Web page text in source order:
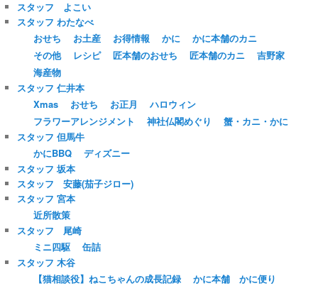
スタッフ よこい
スタッフ わたなべ
おせち
お土産 お得情報 かに
かに本舗のカニ
その他
レシピ 匠本舗のおせち 匠本舗のカニ
吉野家
海産物
スタッフ 仁井本
Xmas
おせち お正月
ハロウィン
フラワーアレンジメント
神社仏閣めぐり
蟹・カニ・かに
スタッフ 但馬牛
かにBBQ
ディズニー
スタッフ 坂本
スタッフ 安藤(茄子ジロー)
スタッフ 宮本
近所散策
スタッフ 尾崎
ミニ四駆
缶詰
スタッフ 木谷
【猫相談役】ねこちゃんの成長記録
かに本舗 かに便り